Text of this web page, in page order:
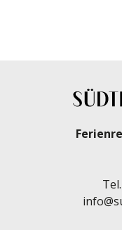
Tel.